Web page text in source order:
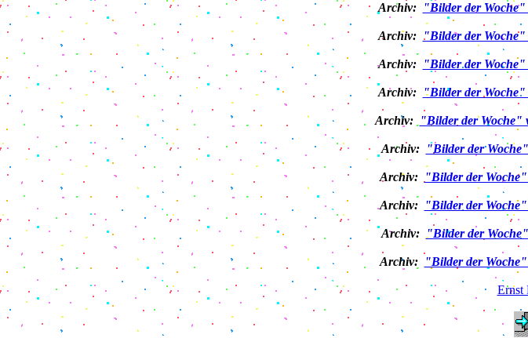
Archiv: "Bilder der Woche"
Archiv: "Bilder der Woche"
Archiv: "Bilder der Woche"
Archiv: "Bilder der Woche"
Archiv: "Bilder der Woche"
Archiv: "Bilder der
Archiv: "Bilder der Woche"
Archiv: "Bilder der Woche"
Archiv: "Bilder der
Archiv: "Bilder der Woche"
Ernst